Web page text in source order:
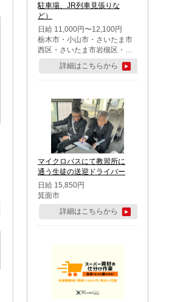
駐車場、JR列車見張りな
ど）
日給 11,000円〜12,100円
栃木市・小山市・さいたま市
西区・さいたま市岩槻区・久
喜市・蓮田市
詳細はこちらから
マイクロバスにて教習所に
通う生徒の送迎ドライバー
日給 15,850円
箕面市
詳細はこちらから